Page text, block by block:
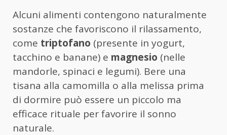
Alcuni alimenti contengono naturalmente
sostanze che favoriscono il rilassamento,
come triptofano (presente in yogurt,
tacchino e banane) e magnesio (nelle
mandorle, spinaci e legumi). Bere una
tisana alla camomilla o alla melissa prima
di dormire può essere un piccolo ma
efficace rituale per favorire il sonno
naturale.